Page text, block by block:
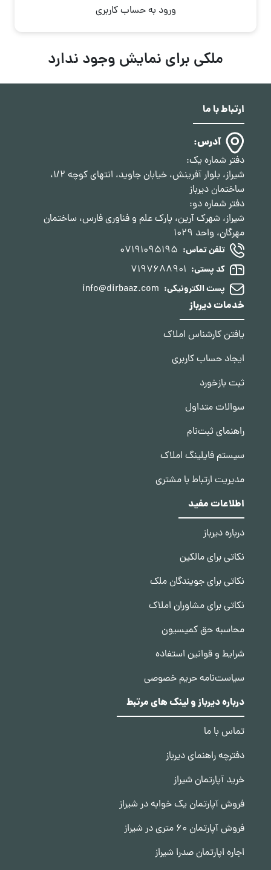
ورود به حساب کاربری
ملکی برای نمایش وجود ندارد
ارتباط با ما
آدرس:
دفتر شماره یک:
شیراز، بلوار آفرینش، خیابان جاوید، انتهای کوچه 1/2،
ساختمان دیرباز
دفتر شماره دو:
شیراز، شهرک آرین، پارک علم و فناوری فارس، ساختمان
مهرگان، واحد 1029
تلفن تماس: 07191095195
کد پستی: 7197688901
پست الکترونیکی: info@dirbaaz.com
خدمات دیرباز
یافتن کارشناس املاک
ایجاد حساب کاربری
ثبت بازخورد
سوالات متداول
راهنمای ثبت‌نام
سیستم فایلینگ املاک
مدیریت ارتباط با مشتری
اطلاعات مفید
درباره دیرباز
نکاتی برای مالکین
نکاتی برای جویندگان ملک
نکاتی برای مشاوران املاک
محاسبه حق کمیسیون
شرایط و قوانین استفاده
سیاست‌نامه حریم خصوصی
درباره دیرباز و لینک های مرتبط
تماس با ما
دفترچه راهنمای دیرباز
خرید آپارتمان شیراز
فروش آپارتمان یک خوابه در شیراز
فروش آپارتمان 60 متری در شیراز
اجاره اپارتمان صدرا شیراز